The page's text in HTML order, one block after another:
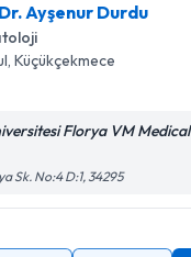
Ayşenur Durdu
, Küçükçekmece
Florya VM Medical
Sk. No:4 D:1, 34295